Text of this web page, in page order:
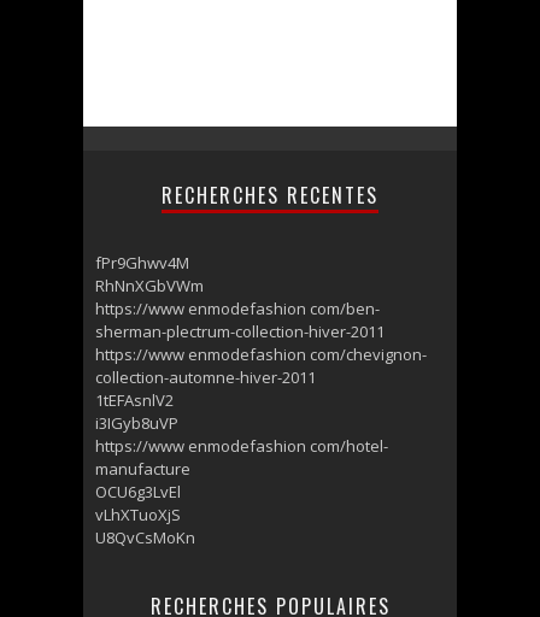
RECHERCHES RECENTES
fPr9Ghwv4M
RhNnXGbVWm
https://www enmodefashion com/ben-
sherman-plectrum-collection-hiver-2011
https://www enmodefashion com/chevignon-
collection-automne-hiver-2011
1tEFAsnlV2
i3IGyb8uVP
https://www enmodefashion com/hotel-
manufacture
OCU6g3LvEl
vLhXTuoXjS
U8QvCsMoKn
RECHERCHES POPULAIRES